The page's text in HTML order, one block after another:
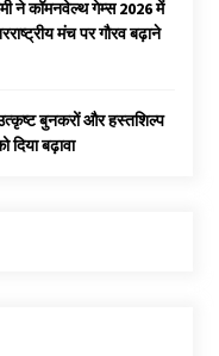
ने कॉमनवेल्थ गेम्स 2026 में
मंच पर गौरव बढ़ाने
बुनकरों और हस्तशिल्प
दिया बढ़ावा